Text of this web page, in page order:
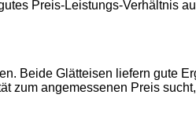
Preis-Leistungs-Verhältnis
Beide Glätteisen liefern gute
zum angemessenen Preis